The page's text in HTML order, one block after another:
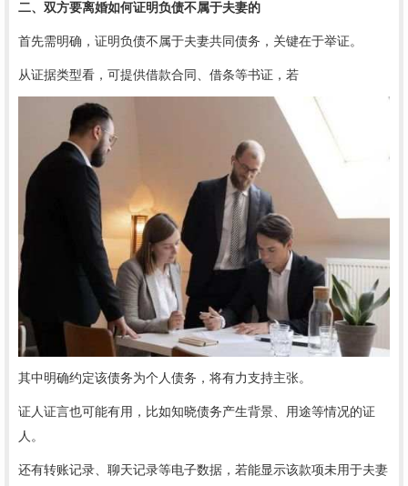
二、双方要离婚如何证明负债不属于夫妻的
首先需明确，证明负债不属于夫妻共同债务，关键在于举证。
从证据类型看，可提供借款合同、借条等书证，若
其中明确约定该债务为个人债务，将有力支持主张。
证人证言也可能有用，比如知晓债务产生背景、用途等情况的证
人。
还有转账记录、聊天记录等电子数据，若能显示该款项未用于夫妻